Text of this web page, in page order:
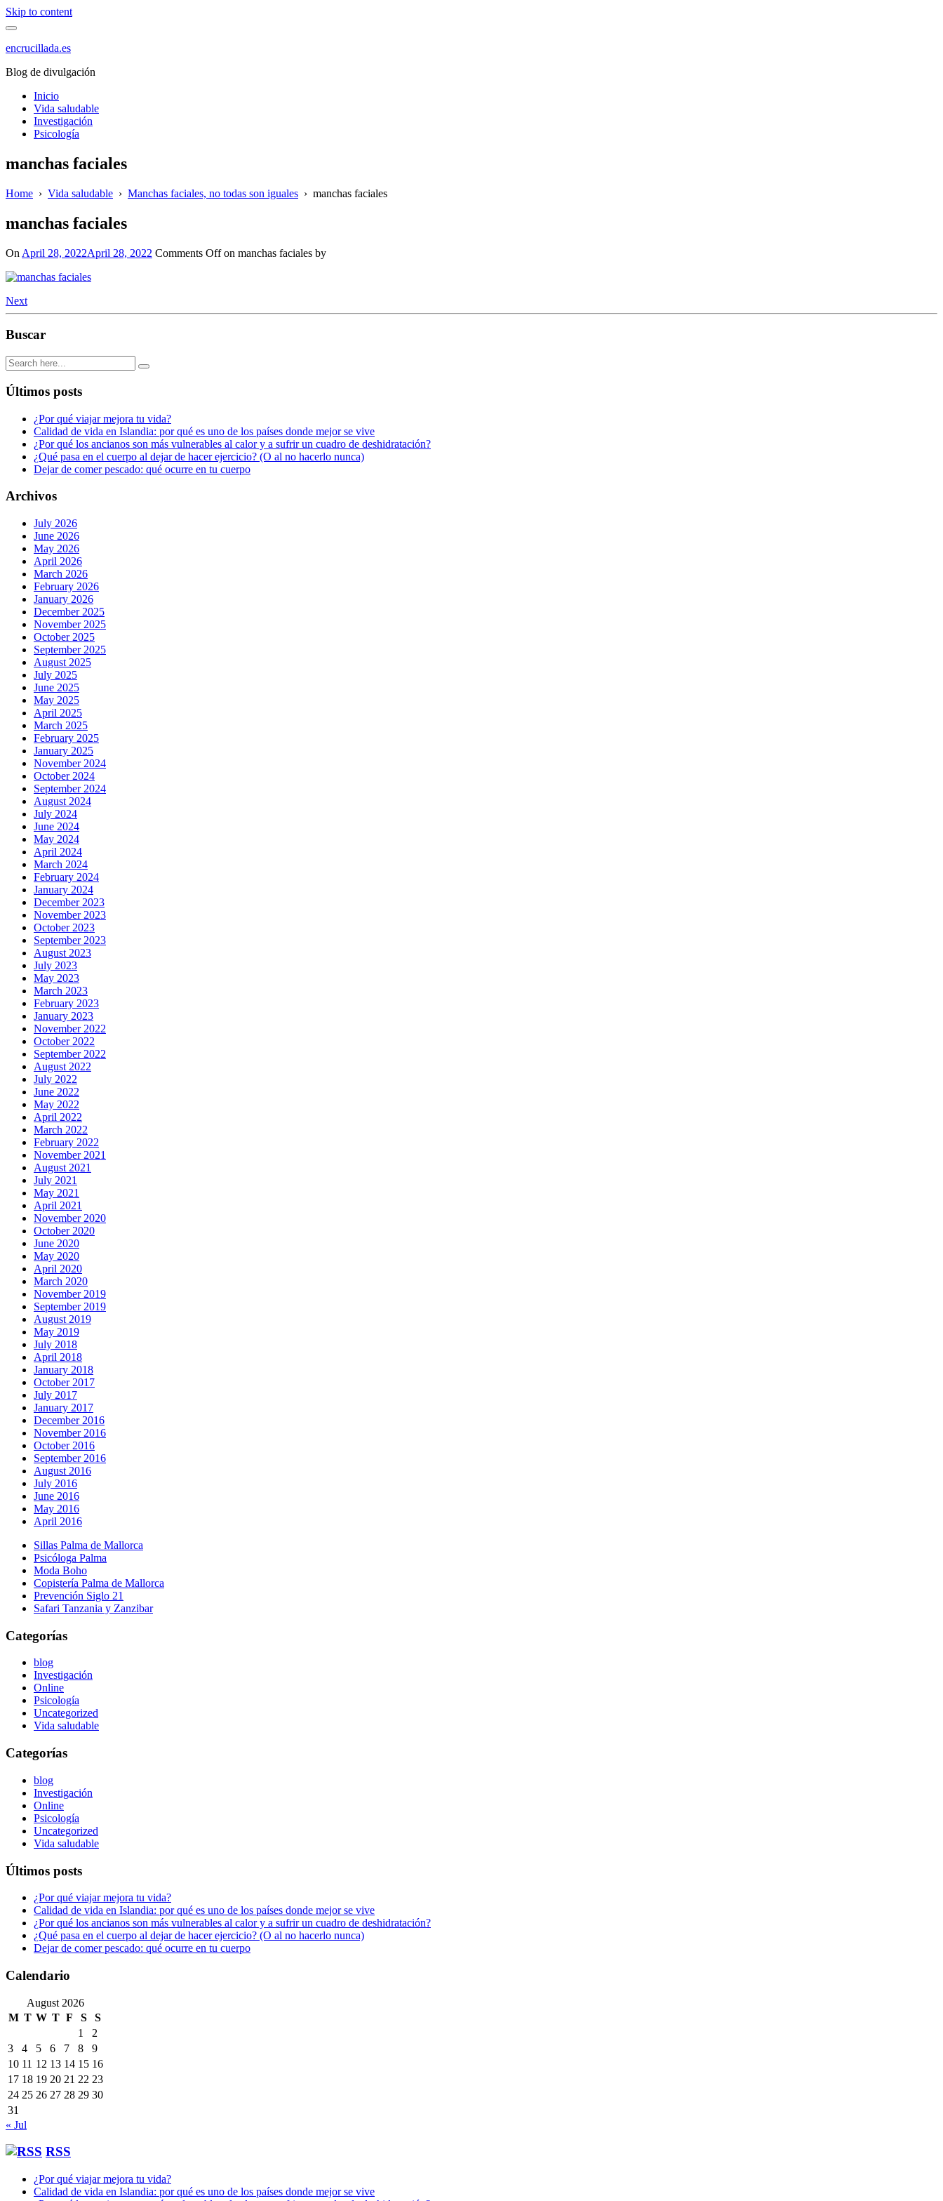
Skip to content
encrucillada.es
Blog de divulgación
Inicio
Vida saludable
Investigación
Psicología
manchas faciales
Home › Vida saludable › Manchas faciales, no todas son iguales › manchas faciales
manchas faciales
On April 28, 2022April 28, 2022 Comments Offon manchas faciales by
Next
Buscar
Últimos posts
¿Por qué viajar mejora tu vida?
Calidad de vida en Islandia: por qué es uno de los países donde mejor se vive
¿Por qué los ancianos son más vulnerables al calor y a sufrir un cuadro de deshidratación?
¿Qué pasa en el cuerpo al dejar de hacer ejercicio? (O al no hacerlo nunca)
Dejar de comer pescado: qué ocurre en tu cuerpo
Archivos
July 2026
June 2026
May 2026
April 2026
March 2026
February 2026
January 2026
December 2025
November 2025
October 2025
September 2025
August 2025
July 2025
June 2025
May 2025
April 2025
March 2025
February 2025
January 2025
November 2024
October 2024
September 2024
August 2024
July 2024
June 2024
May 2024
April 2024
March 2024
February 2024
January 2024
December 2023
November 2023
October 2023
September 2023
August 2023
July 2023
May 2023
March 2023
February 2023
January 2023
November 2022
October 2022
September 2022
August 2022
July 2022
June 2022
May 2022
April 2022
March 2022
February 2022
November 2021
August 2021
July 2021
May 2021
April 2021
November 2020
October 2020
June 2020
May 2020
April 2020
March 2020
November 2019
September 2019
August 2019
May 2019
July 2018
April 2018
January 2018
October 2017
July 2017
January 2017
December 2016
November 2016
October 2016
September 2016
August 2016
July 2016
June 2016
May 2016
April 2016
Sillas Palma de Mallorca
Psicóloga Palma
Moda Boho
Copistería Palma de Mallorca
Prevención Siglo 21
Safari Tanzania y Zanzibar
Categorías
blog
Investigación
Online
Psicología
Uncategorized
Vida saludable
Categorías
blog
Investigación
Online
Psicología
Uncategorized
Vida saludable
Últimos posts
¿Por qué viajar mejora tu vida?
Calidad de vida en Islandia: por qué es uno de los países donde mejor se vive
¿Por qué los ancianos son más vulnerables al calor y a sufrir un cuadro de deshidratación?
¿Qué pasa en el cuerpo al dejar de hacer ejercicio? (O al no hacerlo nunca)
Dejar de comer pescado: qué ocurre en tu cuerpo
Calendario
August 2026
M T W T F S
S
1
2
3
4 5 6 7 8
9
10 11 12 13 14 15 16
17 18 19 20 21 22 23
24 25 26 27 28 29 30
31
« Jul
RSS
¿Por qué viajar mejora tu vida?
Calidad de vida en Islandia: por qué es uno de los países donde mejor se vive